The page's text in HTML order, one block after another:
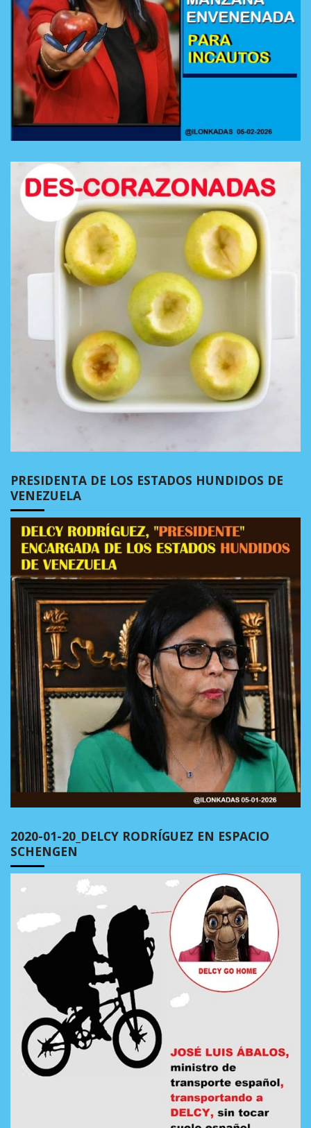
PRESIDENTA DE LOS ESTADOS HUNDIDOS DE
VENEZUELA
2020-01-20_DELCY RODRÍGUEZ EN ESPACIO
SCHENGEN